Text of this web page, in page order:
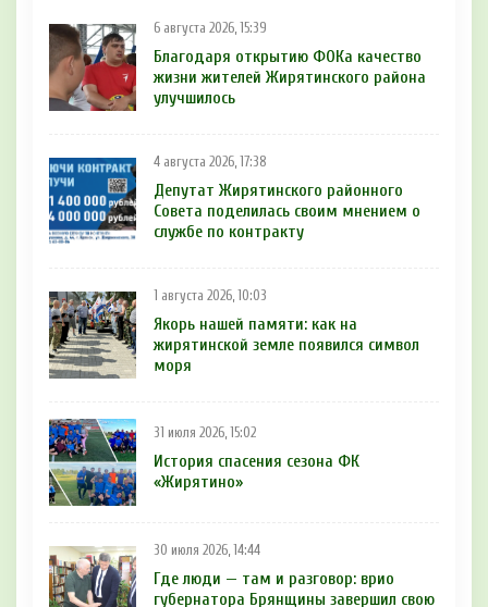
6 августа 2026, 15:39
Благодаря открытию ФОКа качество
жизни жителей Жирятинского района
улучшилось
4 августа 2026, 17:38
Депутат Жирятинского районного
Совета поделилась своим мнением о
службе по контракту
1 августа 2026, 10:03
Якорь нашей памяти: как на
жирятинской земле появился символ
моря
31 июля 2026, 15:02
История спасения сезона ФК
«Жирятино»
30 июля 2026, 14:44
Где люди — там и разговор: врио
губернатора Брянщины завершил свою